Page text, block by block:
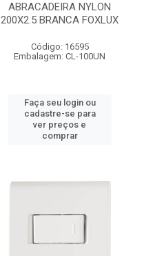
ABRACADEIRA NYLON
200X2.5 BRANCA FOXLUX
Código: 16595
Embalagem: CL-100UN
Faça seu login ou
cadastre-se para
ver preços e
comprar